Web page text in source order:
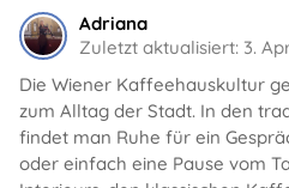
Adriana
Zuletzt aktualisiert: 3.
Die Wiener Kaffeehauskultur
zum Alltag der Stadt. In den
findet man Ruhe für ein
oder einfach eine Pause vom